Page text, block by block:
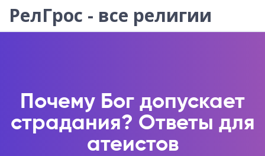
РелГрос - все религии
Почему Бог допускает
страдания? Ответы для
атеистов